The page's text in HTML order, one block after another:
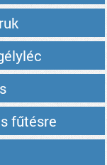
fűtésre